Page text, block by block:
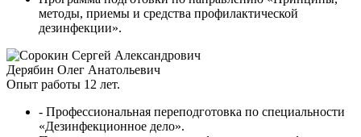
методы, приемы и средства профилактической
дезинфекции».
Дерябин Олег Анатольевич
Опыт работы 12 лет.
- Профессиональная переподготовка по специальности
«Дезинфекционное дело».